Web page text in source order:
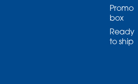
Promo
box
Ready
to ship